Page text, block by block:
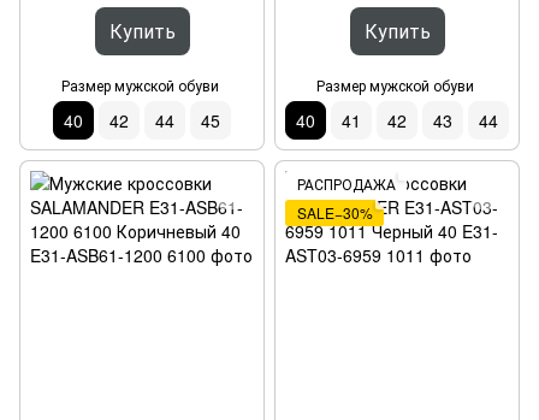
Купить
Размер мужской обуви
40 42 44 45
Купить
Размер мужской обуви
40 41 42 43 44
РАСПРОДАЖА
SALE−30%